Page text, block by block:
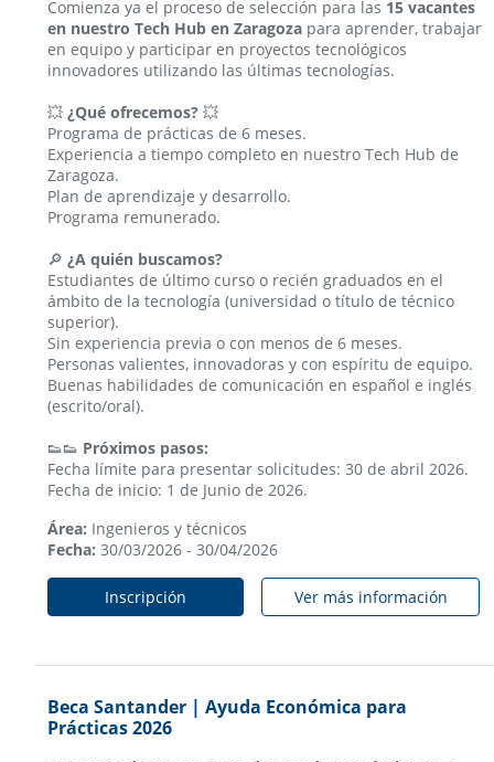
Comienza ya el proceso de selección para las 15 vacantes
en nuestro Tech Hub en Zaragoza para aprender, trabajar
en equipo y participar en proyectos tecnológicos
innovadores utilizando las últimas tecnologías.
💥 ¿Qué ofrecemos? 💥
Programa de prácticas de 6 meses.
Experiencia a tiempo completo en nuestro Tech Hub de
Zaragoza.
Plan de aprendizaje y desarrollo.
Programa remunerado.
🔎 ¿A quién buscamos?
Estudiantes de último curso o recién graduados en el
ámbito de la tecnología (universidad o título de técnico
superior).
Sin experiencia previa o con menos de 6 meses.
Personas valientes, innovadoras y con espíritu de equipo.
Buenas habilidades de comunicación en español e inglés
(escrito/oral).
👟👟 Próximos pasos:
Fecha límite para presentar solicitudes: 30 de abril 2026.
Fecha de inicio: 1 de Junio de 2026.
Área: Ingenieros y técnicos
Fecha: 30/03/2026 - 30/04/2026
Inscripción Ver más información
Beca Santander | Ayuda Económica para
Prácticas 2026